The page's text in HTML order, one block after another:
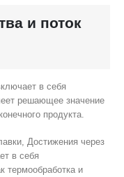
и поток
в себя
решающее значение
продукта.
Достижения через
в себя
термообработка и